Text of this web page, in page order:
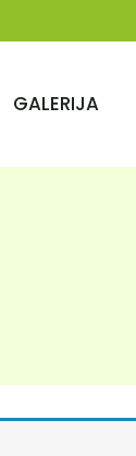
GALERIJA